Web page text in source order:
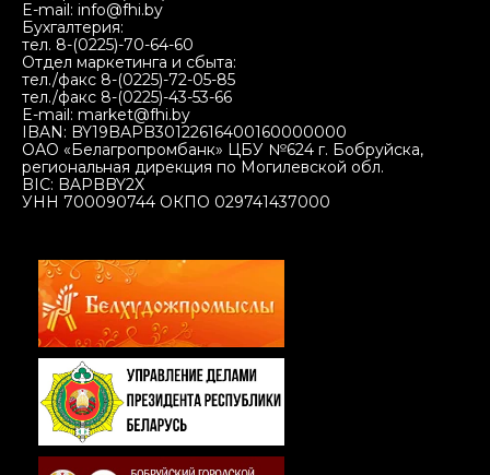
E-mail: info@fhi.by
Бухгалтерия:
тел. 8-(0225)-70-64-60
Отдел маркетинга и сбыта:
тел./факс 8-(0225)-72-05-85
тел./факс 8-(0225)-43-53-66
E-mail: market@fhi.by
IBAN: BY19BAPB30122616400160000000
ОАО «Белагропромбанк» ЦБУ №624 г. Бобруйска,
региональная дирекция по Могилевской обл.
BIC: BAPBBY2X
УНН 700090744 ОКПО 029741437000